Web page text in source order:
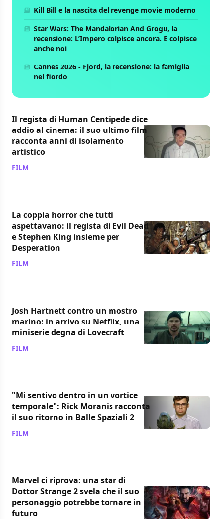
Kill Bill e la nascita del revenge movie moderno
Star Wars: The Mandalorian And Grogu, la
recensione: L’Impero colpisce ancora. E colpisce
anche noi
Cannes 2026 - Fjord, la recensione: la famiglia
nel fiordo
Il regista di Human Centipede dice
addio al cinema: il suo ultimo film
racconta anni di isolamento
artistico
FILM
La coppia horror che tutti
aspettavano: il regista di Evil Dead
e Stephen King insieme per
Desperation
FILM
Josh Hartnett contro un mostro
marino: in arrivo su Netflix, una
miniserie degna di Lovecraft
FILM
"Mi sentivo dentro in un vortice
temporale": Rick Moranis racconta
il suo ritorno in Balle Spaziali 2
FILM
Marvel ci riprova: una star di
Dottor Strange 2 svela che il suo
personaggio potrebbe tornare in
futuro